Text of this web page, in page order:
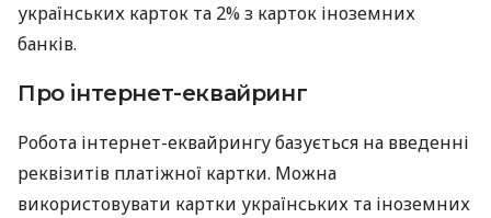
українських карток та 2% з карток іноземних
банків.
Про інтернет-еквайринг
Робота інтернет-еквайрингу базується на введенні
реквізитів платіжної картки. Можна
використовувати картки українських та іноземних